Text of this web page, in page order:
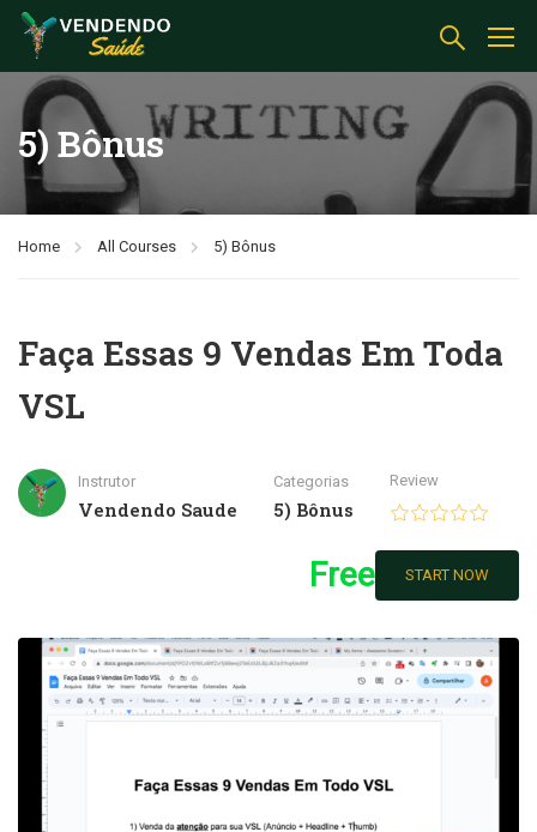
5) Bônus
Home All Courses 5) Bônus
Faça Essas 9 Vendas Em Toda
VSL
Instrutor
Vendendo Saude
Categorias
5) Bônus
Review
Free START NOW